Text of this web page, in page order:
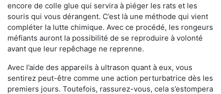
encore de colle glue qui servira à piéger les rats et les
souris qui vous dérangent. C’est là une méthode qui vient
compléter la lutte chimique. Avec ce procédé, les rongeurs
méfiants auront la possibilité de se reproduire à volonté
avant que leur repêchage ne reprenne.
Avec l’aide des appareils à ultrason quant à eux, vous
sentirez peut-être comme une action perturbatrice dès les
premiers jours. Toutefois, rassurez-vous, cela s’estompera